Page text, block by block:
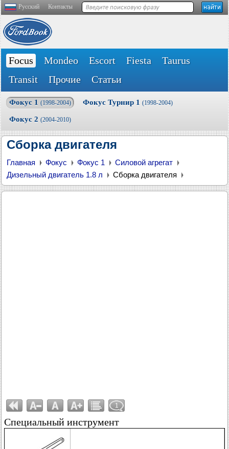
Русский Контакты
Focus Mondeo Escort Fiesta
Taurus
Transit
Прочие Статьи
Фокус 1 (1998-2004) Фокус Турнир 1 (1998-2004)
Фокус 2 (2004-2010)
Сборка двигателя
Главная Фокус Фокус 1
Силовой агрегат
Дизельный двигатель 1.8 л
Сборка двигателя
1
Специальный инструмент